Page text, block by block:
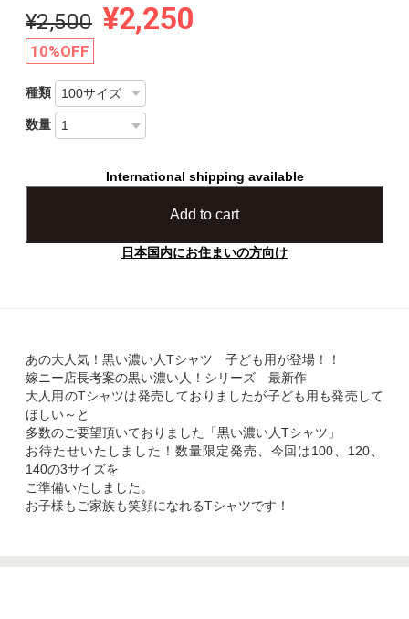
¥2,500 ¥2,250
10%OFF
種類
数量
International shipping available
Add to cart
日本国内にお住まいの方向け
あの大人気！黒い濃い人Tシャツ 子ども用が登場！！
嫁ニー店長考案の黒い濃い人！シリーズ 最新作
大人用のTシャツは発売しておりましたが子ども用も発売して
ほしい～と
多数のご要望頂いておりました「黒い濃い人Tシャツ」
お待たせいたしました！数量限定発売、今回は100、120、
140の3サイズを
ご準備いたしました。
お子様もご家族も笑顔になれるTシャツです！